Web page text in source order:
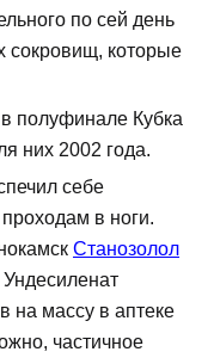
по сей день
сокровищ, которые
полуфинале Кубка
них 2002 года.
себе
в ноги.
Станозолол
на массу в аптеке
частичное